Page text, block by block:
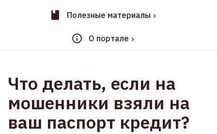
Полезные материалы
О портале
Что делать, если на
мошенники взяли на
ваш паспорт кредит?